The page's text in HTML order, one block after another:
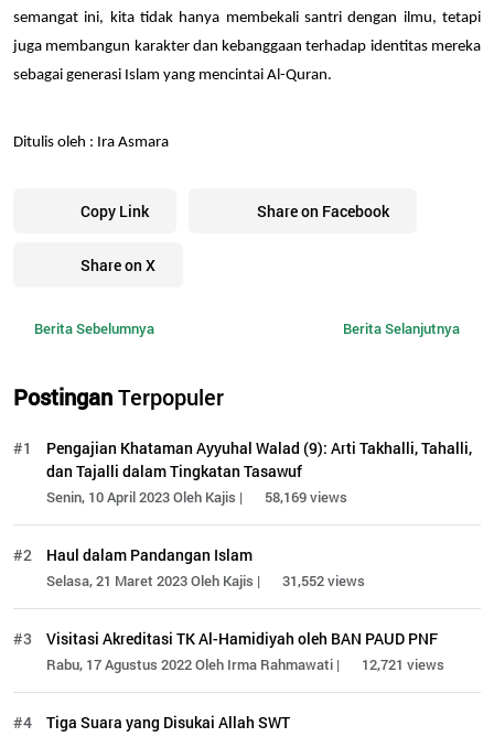
semangat ini, kita tidak hanya membekali santri dengan ilmu, tetapi
juga membangun karakter dan kebanggaan terhadap identitas mereka
sebagai generasi Islam yang mencintai Al-Quran.
Ditulis oleh : Ira Asmara
Copy Link Share on Facebook
Share on X
Berita Sebelumnya Berita Selanjutnya
PostinganTerpopuler
#1
Pengajian Khataman Ayyuhal Walad (9): Arti Takhalli, Tahalli,
dan Tajalli dalam Tingkatan Tasawuf
Senin, 10 April 2023 Oleh Kajis | 58,169 views
#2 Haul dalam Pandangan Islam
Selasa, 21 Maret 2023 Oleh Kajis | 31,552 views
#3 Visitasi Akreditasi TK Al-Hamidiyah oleh BAN PAUD PNF
Rabu, 17 Agustus 2022 Oleh Irma Rahmawati | 12,721 views
#4 Tiga Suara yang Disukai Allah SWT